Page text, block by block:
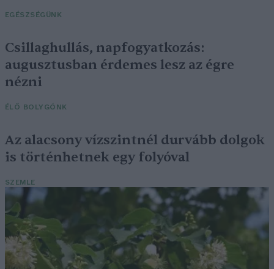
EGÉSZSÉGÜNK
Csillaghullás, napfogyatkozás:
augusztusban érdemes lesz az égre
nézni
ÉLŐ BOLYGÓNK
Az alacsony vízszintnél durvább dolgok
is történhetnek egy folyóval
SZEMLE